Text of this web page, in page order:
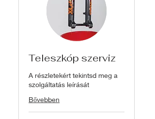
Teleszkóp szerviz
A részletekért tekintsd meg a
szolgáltatás leírását
Bővebben